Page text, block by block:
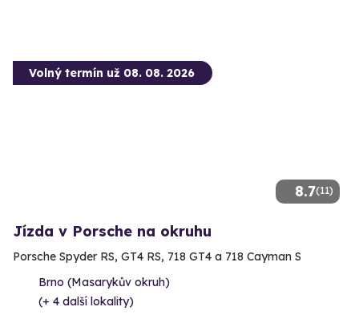
8.7(11)
Volný termín už 08. 08. 2026
Jízda v Porsche na okruhu
Porsche Spyder RS, GT4 RS, 718 GT4 a 718 Cayman S
Brno (Masarykův okruh)
(+ 4 další lokality)